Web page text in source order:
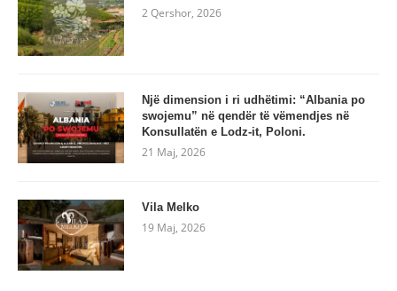
2 Qershor, 2026
Një dimension i ri udhëtimi: “Albania po
swojemu” në qendër të vëmendjes në
Konsullatën e Lodz-it, Poloni.
21 Maj, 2026
Vila Melko
19 Maj, 2026